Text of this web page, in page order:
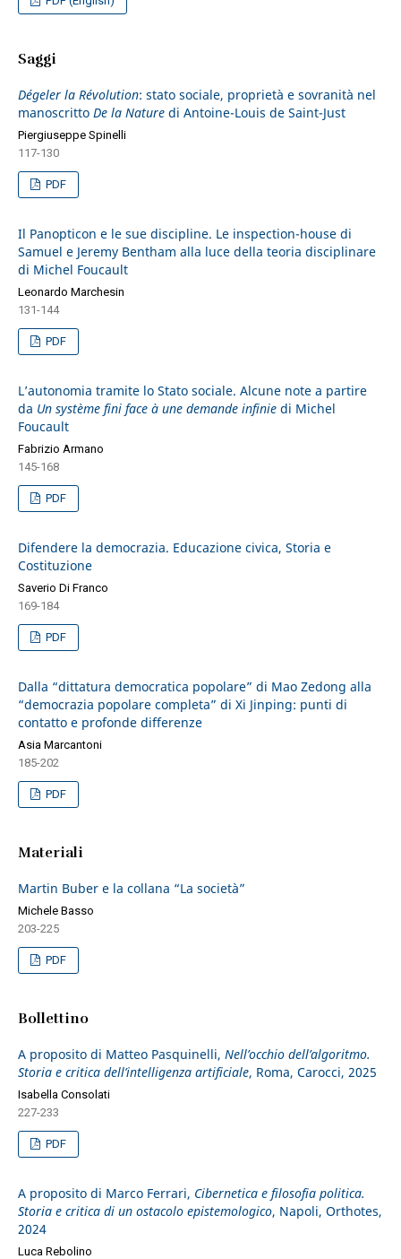
Saggi
Dégeler la Révolution: stato sociale, proprietà e sovranità nel
manoscritto De la Naturedi Antoine-Louis de Saint-Just
Piergiuseppe Spinelli
117-130
PDF
Il Panopticon e le sue discipline. Le inspection-house di
Samuel e Jeremy Bentham alla luce della teoria disciplinare
di Michel Foucault
Leonardo Marchesin
131-144
PDF
L’autonomia tramite lo Stato sociale. Alcune note a partire
da Un système fini face à une demande infiniedi Michel
Foucault
Fabrizio Armano
145-168
PDF
Difendere la democrazia. Educazione civica, Storia e
Costituzione
Saverio Di Franco
169-184
PDF
Dalla “dittatura democratica popolare” di Mao Zedong alla
“democrazia popolare completa” di Xi Jinping: punti di
contatto e profonde differenze
Asia Marcantoni
185-202
PDF
Materiali
Martin Buber e la collana “La società”
Michele Basso
203-225
PDF
Bollettino
A proposito di Matteo Pasquinelli, Nell’occhio dell’algoritmo.
Storia e critica dell’intelligenza artificiale, Roma, Carocci, 2025
Isabella Consolati
227-233
PDF
A proposito di Marco Ferrari, Cibernetica e filosofia politica.
Storia e critica di un ostacolo epistemologico, Napoli, Orthotes,
2024
Luca Rebolino